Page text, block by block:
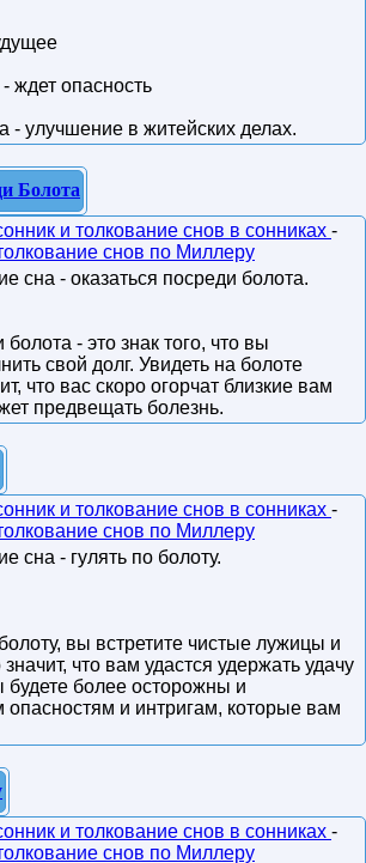
ждет опасность
- улучшение в житейских делах.
Болота
и толкование снов в сонниках -
снов по Миллеру
сна - оказаться посреди болота.
- это знак того, что вы
свой долг. Увидеть на болоте
что вас скоро огорчат близкие вам
предвещать болезнь.
и толкование снов в сонниках -
снов по Миллеру
сна - гулять по болоту.
вы встретите чистые лужицы и
что вам удастся удержать удачу
будете более осторожны и
опасностям и интригам, которые вам
и толкование снов в сонниках -
снов по Миллеру